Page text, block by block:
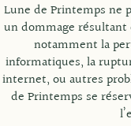
Lune de Printemps ne
un dommage
notamment la
informatiques, la
internet, ou autres
de Printemps se